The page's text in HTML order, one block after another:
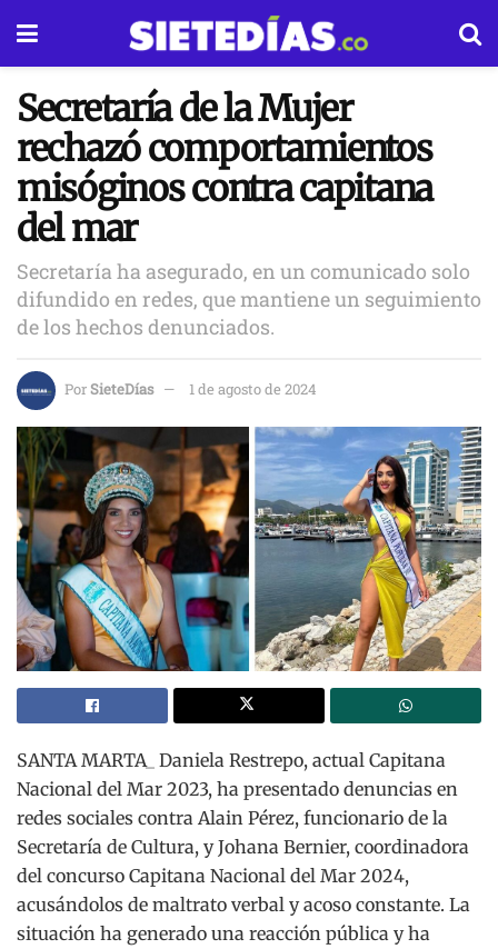
Secretaría de la Mujer
rechazó comportamientos
misóginos contra capitana
del mar
Secretaría ha asegurado, en un comunicado solo
difundido en redes, que mantiene un seguimiento
de los hechos denunciados.
PorSieteDías 1 de agosto de 2024
SANTA MARTA_ Daniela Restrepo, actual Capitana
Nacional del Mar 2023, ha presentado denuncias en
redes sociales contra Alain Pérez, funcionario de la
Secretaría de Cultura, y Johana Bernier, coordinadora
del concurso Capitana Nacional del Mar 2024,
acusándolos de maltrato verbal y acoso constante. La
situación ha generado una reacción pública y ha